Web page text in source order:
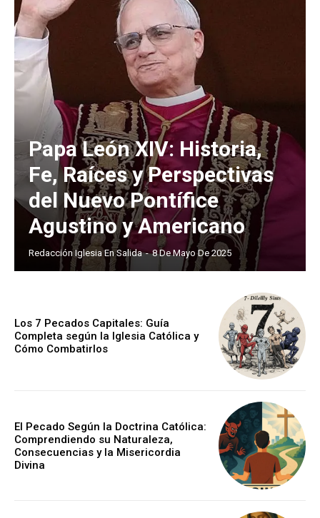
Papa León XIV: Historia,
Fe, Raíces y Perspectivas
del Nuevo Pontífice
Agustino y Americano
Redacción Iglesia En Salida - 8 De Mayo De 2025
Los 7 Pecados Capitales: Guía
Completa según la Iglesia Católica y
Cómo Combatirlos
El Pecado Según la Doctrina Católica:
Comprendiendo su Naturaleza,
Consecuencias y la Misericordia
Divina